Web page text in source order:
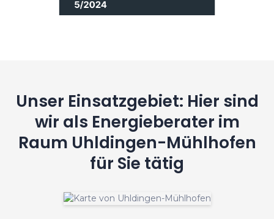
Unser Einsatzgebiet: Hier sind
wir als Energieberater im
Raum Uhldingen-Mühlhofen
für Sie tätig